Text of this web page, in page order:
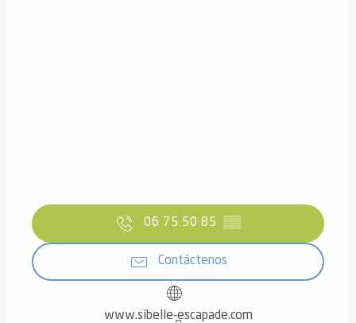
06 75 50 85 ▒▒
Contáctenos
www.sibelle-escapade.com